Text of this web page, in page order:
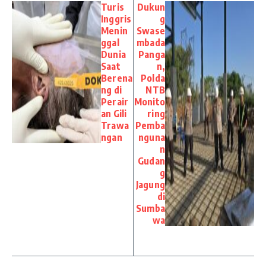
Turis
Inggris
Menin
ggal
Dunia
Saat
Berena
ng di
Perair
an Gili
Trawa
ngan
Dukun
g
Swase
mbada
Panga
n,
Polda
NTB
Monito
ring
Pemba
nguna
n
Gudan
g
Jagung
di
Sumba
wa